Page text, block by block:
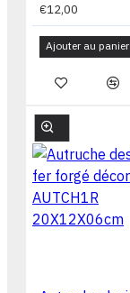
€12,00
Ajouter au panier